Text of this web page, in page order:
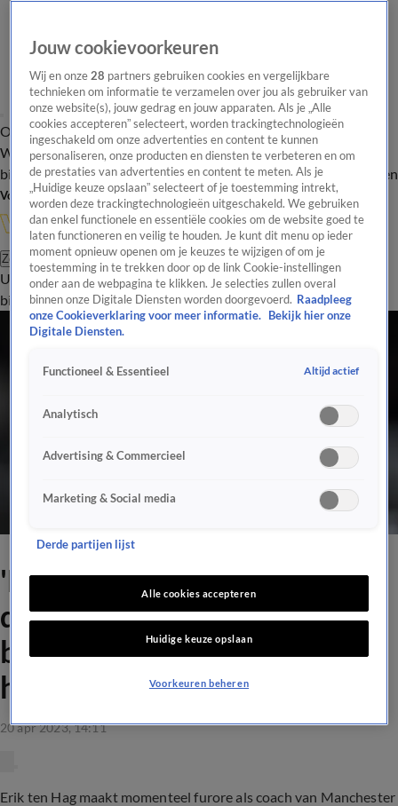
Overzicht Onze programma's Uitzendingen Onze gezichten
In de
WandelgangenInterviewsUitzending
bijwonenPodcastShopVeelgestelde vragenKijkersvraag insturen
Volg Vandaag Inside
Zoeken
UitzendingenVandaag InsideDe OranjezomerShopUitzending
bijwonen
'Erik ten Hag was een
dictator, ik vloog met twee
benen vooruit en besloot
hem te schoppen'
20 apr 2023, 14:11
Erik ten Hag maakt momenteel furore als coach van Manchester
Jouw cookievoorkeuren
Wij en onze28 partners gebruiken cookies en vergelijkbare
technieken om informatie te verzamelen over jou als gebruiker van
onze website(s), jouw gedrag en jouw apparaten. Als je „Alle
cookies accepteren” selecteert, worden trackingtechnologieën
ingeschakeld om onze advertenties en content te kunnen
personaliseren, onze producten en diensten te verbeteren en om
de prestaties van advertenties en content te meten. Als je
„Huidige keuze opslaan” selecteert of je toestemming intrekt,
worden deze trackingtechnologieën uitgeschakeld. We gebruiken
dan enkel functionele en essentiële cookies om de website goed te
laten functioneren en veilig te houden. Je kunt dit menu op ieder
moment opnieuw openen om je keuzes te wijzigen of om je
toestemming in te trekken door op de link Cookie-instellingen
onder aan de webpagina te klikken. Je selecties zullen overal
binnen onze Digitale Diensten worden doorgevoerd. Raadpleeg
onze Cookieverklaring voor meer informatie.
Bekijk hier onze
Digitale Diensten.
Functioneel & Essentieel Altijd actief
Analytisch
Advertising & Commercieel
Marketing & Social media
Derde partijen lijst
Alle cookies accepteren
Huidige keuze opslaan
Voorkeuren beheren